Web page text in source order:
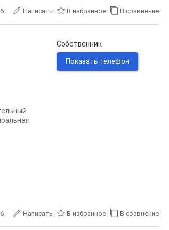
Написать В избранное В сравнение
Собственник
Показать телефон
Написать В избранное В сравнение